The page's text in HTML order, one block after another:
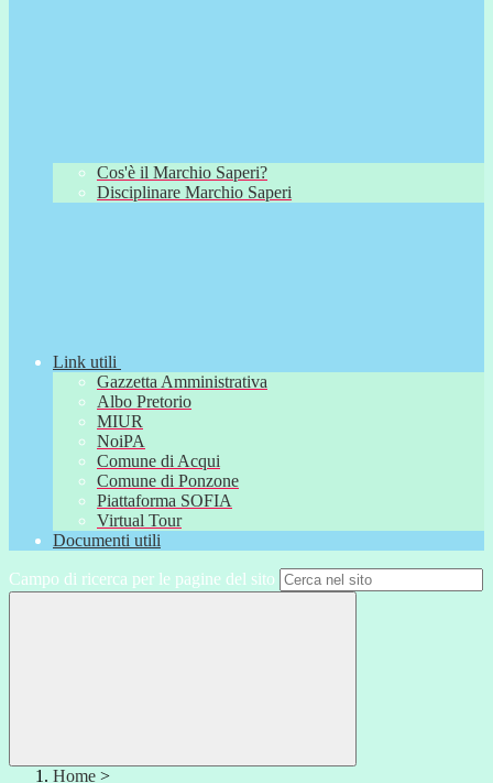
Cos'è il Marchio Saperi?
Disciplinare Marchio Saperi
Link utili
Gazzetta Amministrativa
Albo Pretorio
MIUR
NoiPA
Comune di Acqui
Comune di Ponzone
Piattaforma SOFIA
Virtual Tour
Documenti utili
Campo di ricerca per le pagine del sito
Home >